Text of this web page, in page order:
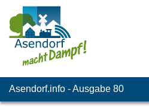
Asendorf.info - Ausgabe 80